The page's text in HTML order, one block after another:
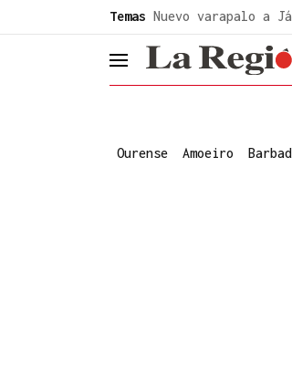
Temas Nuevo varapalo a
header.menu.open
Ourense Amoeiro